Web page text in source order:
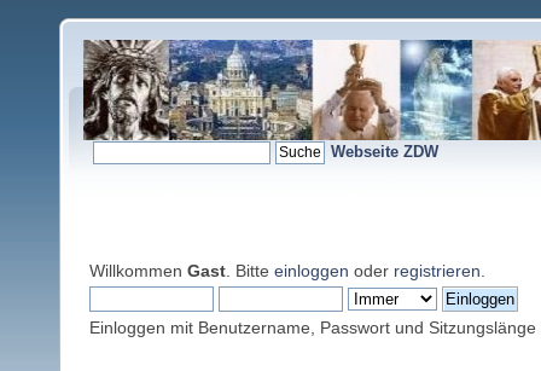
Webseite ZDW
Willkommen Gast . Bitte einloggen oder registrieren
Einloggen mit Benutzername, Passwort und Sitzungslänge